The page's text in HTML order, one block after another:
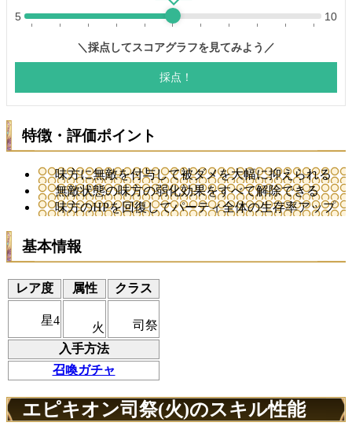
特徴・評価ポイント
味方に無敵を付与して被ダメを大幅に抑えられる
無敵状態の味方の弱化効果をすべて解除できる
味方のHPを回復してパーティ全体の生存率アップ
基本情報
レア度 属性 クラス
星4
火
司祭
入手方法
召喚ガチャ
エピキオン司祭(火)のスキル性能